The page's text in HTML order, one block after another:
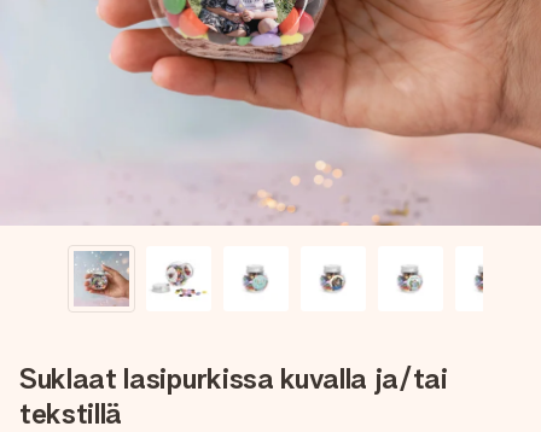
Tilaa tänään – personoitu lahja valmistuu ja lähtee matkaan
nopeammin kuin ehdit sanoa “yllätys!”
Suklaat lasipurkissa kuvalla ja/tai
tekstillä